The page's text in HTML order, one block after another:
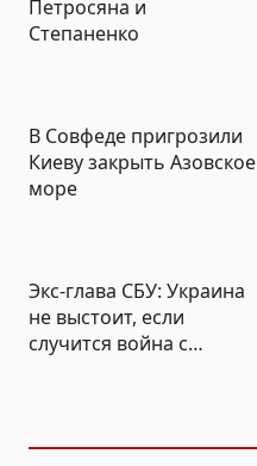
Петросяна и
Степаненко
В Совфеде пригрозили
Киеву закрыть Азовское
море
Экс-глава СБУ: Украина
не выстоит, если
случится война с